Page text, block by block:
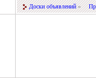
Доски объявлений»